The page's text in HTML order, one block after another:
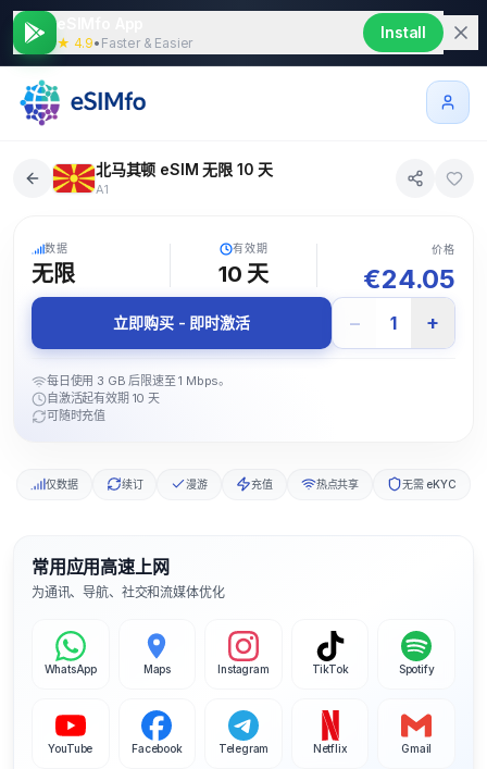
★ 4.9• Faster & Easier
Install
北马其顿 eSIM 无限 10 天
A1
数据
无限
有效期
10 天
价格
€24.05
立即购买 - 即时激活 − 1 +
每日使用 3 GB 后限速至 1 Mbps。
自激活起有效期 10 天
可随时充值
仅数据 续订 漫游 充值 热点共享 无需 eKYC
常用应用高速上网
为通讯、导航、社交和流媒体优化
WhatsApp Maps Instagram TikTok Spotify
YouTube Facebook Telegram Netflix Gmail